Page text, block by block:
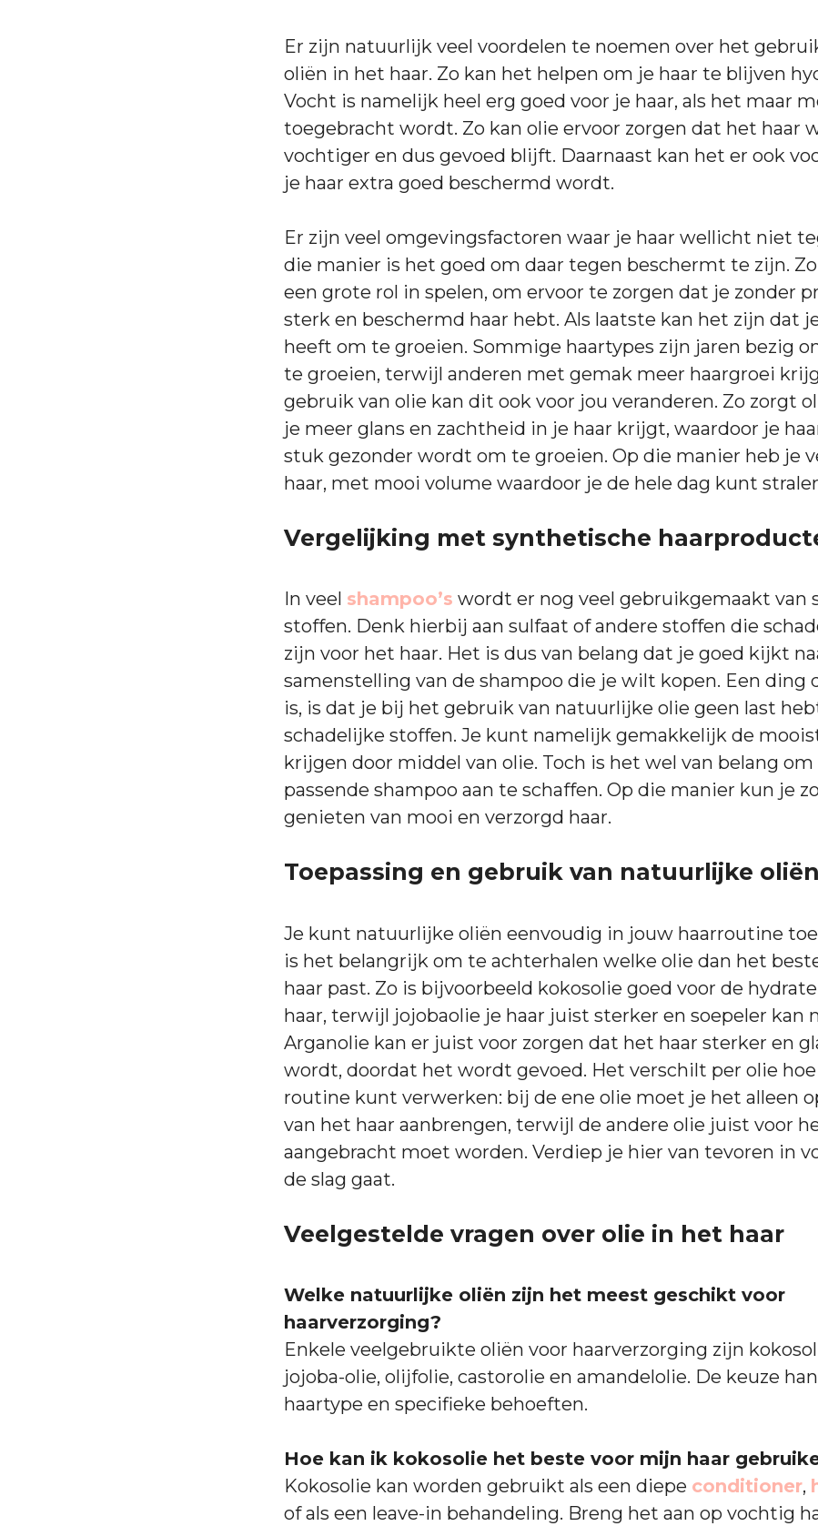
Er zijn natuurlijk veel voordelen te noemen over het
oliën in het haar. Zo kan het helpen om je haar te blijven
Vocht is namelijk heel erg goed voor je haar, als het maar
toegebracht wordt. Zo kan olie ervoor zorgen dat het haar
vochtiger en dus gevoed blijft. Daarnaast kan het er ook
je haar extra goed beschermd wordt.
Er zijn veel omgevingsfactoren waar je haar wellicht niet
die manier is het goed om daar tegen beschermt te zijn.
een grote rol in spelen, om ervoor te zorgen dat je zonder
sterk en beschermd haar hebt. Als laatste kan het zijn dat
heeft om te groeien. Sommige haartypes zijn jaren bezig
te groeien, terwijl anderen met gemak meer haargroei
gebruik van olie kan dit ook voor jou veranderen. Zo zorgt
je meer glans en zachtheid in je haar krijgt, waardoor je
stuk gezonder wordt om te groeien. Op die manier heb je
haar, met mooi volume waardoor je de hele dag kunt
Vergelijking met synthetische
In veel shampoo’s wordt er nog veel gebruikgemaakt van
stoffen. Denk hierbij aan sulfaat of andere stoffen die
zijn voor het haar. Het is dus van belang dat je goed kijkt
samenstelling van de shampoo die je wilt kopen. Een ding
is, is dat je bij het gebruik van natuurlijke olie geen last
schadelijke stoffen. Je kunt namelijk gemakkelijk de
krijgen door middel van olie. Toch is het wel van belang
passende shampoo aan te schaffen. Op die manier kun je
genieten van mooi en verzorgd haar.
Toepassing en gebruik van natuurlijke oliën
Je kunt natuurlijke oliën eenvoudig in jouw haarroutine
is het belangrijk om te achterhalen welke olie dan het
haar past. Zo is bijvoorbeeld kokosolie goed voor de
haar, terwijl jojobaolie je haar juist sterker en soepeler kan
Arganolie kan er juist voor zorgen dat het haar sterker en
wordt, doordat het wordt gevoed. Het verschilt per olie
routine kunt verwerken: bij de ene olie moet je het alleen
van het haar aanbrengen, terwijl de andere olie juist voor
aangebracht moet worden. Verdiep je hier van tevoren in
de slag gaat.
Veelgestelde vragen over olie in het haar
Welke natuurlijke oliën zijn het meest geschikt voor
haarverzorging?
Enkele veelgebruikte oliën voor haarverzorging zijn
jojoba-olie, olijfolie, castorolie en amandelolie. De keuze
haartype en specifieke behoeften.
Hoe kan ik kokosolie het beste voor mijn haar
Kokosolie kan worden gebruikt als een diepe conditioner,
of als een leave-in behandeling. Breng het aan op vochtig